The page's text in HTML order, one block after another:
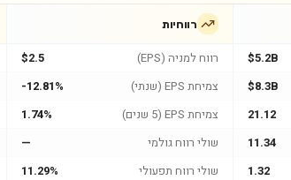
$5.2B
$8.3B
21.12
11.34
1.32
רווחיות
רווח למניה (EPS)
$2.5
צמיחת EPS (שנתי)
-12.81%
צמיחת EPS (5 שנים)
1.74%
שולי רווח גולמי
—
שולי רווח תפעולי
11.29%